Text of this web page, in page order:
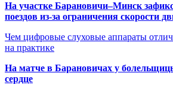
На участке Барановичи–Минск
поездов из-за ограничения скорости
Чем цифровые слуховые аппараты
на практике
На матче в Барановичах у
сердце